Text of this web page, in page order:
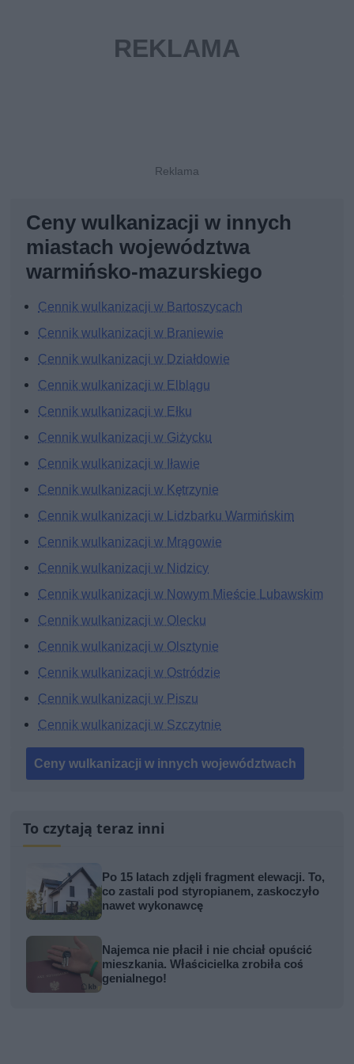
Ceny wulkanizacji w innych
miastach województwa
warmińsko-mazurskiego
Cennik wulkanizacji w Bartoszycach
Cennik wulkanizacji w Braniewie
Cennik wulkanizacji w Działdowie
Cennik wulkanizacji w Elblągu
Cennik wulkanizacji w Ełku
Cennik wulkanizacji w Giżycku
Cennik wulkanizacji w Iławie
Cennik wulkanizacji w Kętrzynie
Cennik wulkanizacji w Lidzbarku Warmińskim
Cennik wulkanizacji w Mrągowie
Cennik wulkanizacji w Nidzicy
Cennik wulkanizacji w Nowym Mieście Lubawskim
Cennik wulkanizacji w Olecku
Cennik wulkanizacji w Olsztynie
Cennik wulkanizacji w Ostródzie
Cennik wulkanizacji w Piszu
Cennik wulkanizacji w Szczytnie
Ceny wulkanizacji w innych województwach
To czytają teraz inni
Po 15 latach zdjęli fragment elewacji. To,
co zastali pod styropianem, zaskoczyło
nawet wykonawcę
Najemca nie płacił i nie chciał opuścić
mieszkania. Właścicielka zrobiła coś
genialnego!